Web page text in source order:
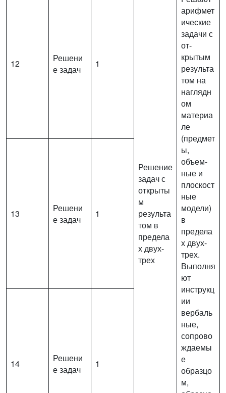
12
Решени
е задач
1
Решение
задач с
открыты
м
результа
том в
предела
х двух-
трех
арифмет
ические
задачи с
от­
крытым
результа
том на
наглядн
ом
материа
ле
(предмет
ы,
объем­
ные и
плоскост
ные
модели)
в
предела
х двух-
трех.
Выполня
ют
инструкц
ии
вербаль
ные,
сопрово
ждаемы
е
образцо
м,
13
Решени
е задач
1
14
Решени
е задач
1